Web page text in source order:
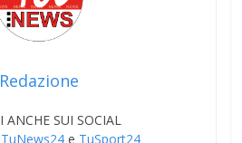
Redazione
ANCHE SUI SOCIAL
TuNews24 e TuSport24